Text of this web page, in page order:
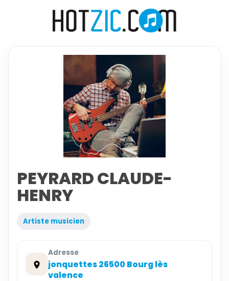
PEYRARD CLAUDE-
HENRY
Artiste musicien
Adresse
jonquettes 26500 Bourg lès
valence